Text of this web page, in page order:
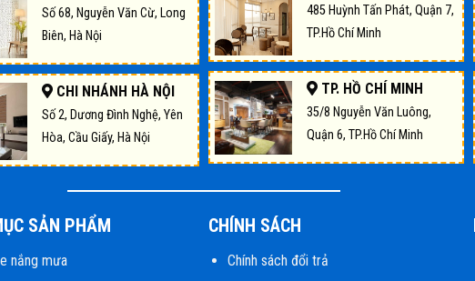
Số 68, Nguyễn Văn Cừ, Long
Biên, Hà Nội
CHI NHÁNH HÀ NỘI
Số 2, Dương Đình Nghệ, Yên
Hòa, Cầu Giấy, Hà Nội
485 Huỳnh Tấn Phát, Quận 7,
TP.Hồ Chí Minh
TP. HỒ CHÍ MINH
35/8 Nguyễn Văn Luông,
Quận 6, TP.Hồ Chí Minh
SẢN PHẨM
nắng mưa
CHÍNH SÁCH
Chính sách đổi trả